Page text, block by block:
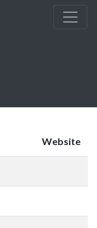
Website